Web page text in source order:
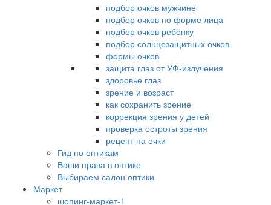
подбор очков мужчине
подбор очков по форме лица
подбор очков ребёнку
подбор солнцезащитных очков
формы очков
защита глаз от УФ-излучения
здоровье глаз
зрение и возраст
как сохранить зрение
коррекция зрения у детей
проверка остроты зрения
рецепт на очки
Гид по оптикам
Ваши права в оптике
Выбираем салон оптики
Маркет
шопинг-маркет-1